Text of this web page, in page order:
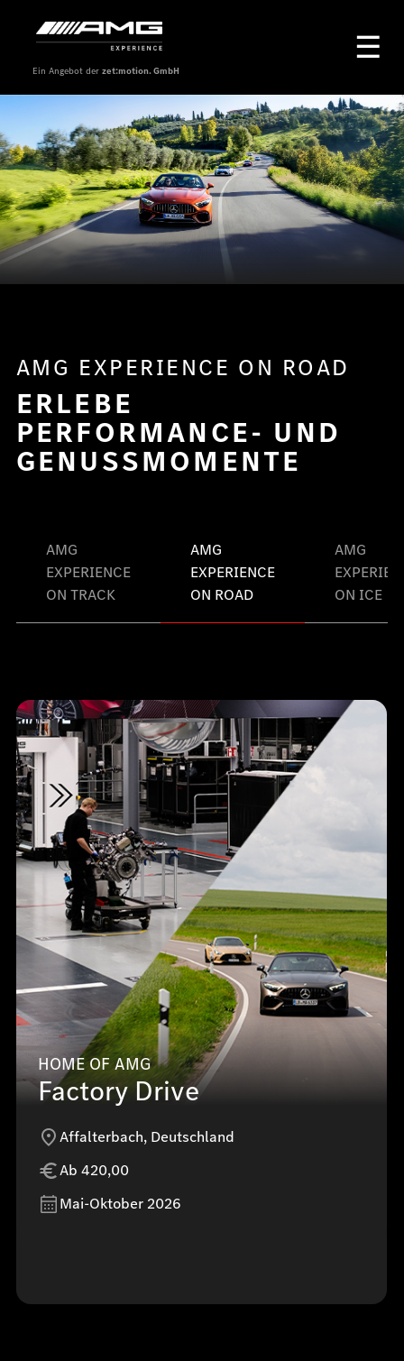
Ein Angebot der zet:motion. GmbH
AMG EXPERIENCE ON ROAD
ERLEBE
PERFORMANCE- UND
GENUSSMOMENTE
AMG
EXPERIENCE
ON TRACK
AMG
EXPERIENCE
ON ROAD
AMG
ON ICE
HOME OF AMG
Factory Drive
Affalterbach, Deutschland
Ab 420,00
Mai-Oktober 2026